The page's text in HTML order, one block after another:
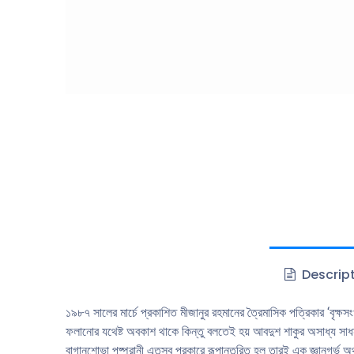
১৯৮৭ সালের মার্চে প্রকাশিত মীজানুর রহমানের ত্রৈমাসিক পত্রিকার
ফলানাের যথেষ্ট অবকাশ থাকে কিন্তু বলতেই হয় আবদুশ শাকুর অসাধ্য
বাগানশােভা পুষ্পরানী এতসব প্রকারে রূপান্তরিত হল তারই এক জ্ঞানগর্ভ